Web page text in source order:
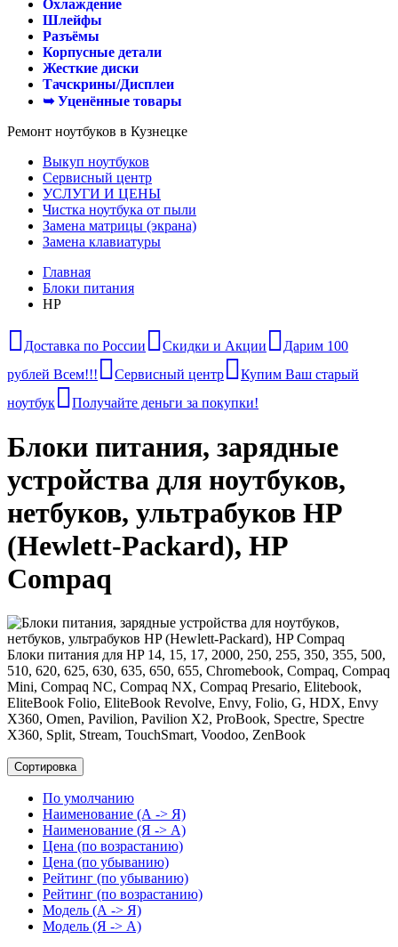
Охлаждение
Шлейфы
Разъёмы
Корпусные детали
Жесткие диски
Тачскрины/Дисплеи
➥ Уценённые товары
Ремонт ноутбуков в Кузнецке
Выкуп ноутбуков
Сервисный центр
УСЛУГИ И ЦЕНЫ
Чистка ноутбука от пыли
Замена матрицы (экрана)
Замена клавиатуры
Главная
Блоки питания
HP
Доставка по России Скидки и Акции
Дарим 100
рублей Всем!!!
Сервисный центр
Купим Ваш старый
ноутбук
Получайте деньги за покупки!
Блоки питания, зарядные
устройства для ноутбуков,
нетбуков, ультрабуков HP
(Hewlett-Packard), HP
Compaq
Блоки питания для HP 14, 15, 17, 2000, 250, 255, 350, 355, 500,
510, 620, 625, 630, 635, 650, 655, Chromebook, Compaq, Compaq
Mini, Compaq NC, Compaq NX, Compaq Presario, Elitebook,
EliteBook Folio, EliteBook Revolve, Envy, Folio, G, HDX, Envy
X360, Omen, Pavilion, Pavilion X2, ProBook, Spectre, Spectre
X360, Split, Stream, TouchSmart, Voodoo, ZenBook
Сортировка
По умолчанию
Наименование (А -> Я)
Наименование (Я -> А)
Цена (по возрастанию)
Цена (по убыванию)
Рейтинг (по убыванию)
Рейтинг (по возрастанию)
Модель (А -> Я)
Модель (Я -> А)